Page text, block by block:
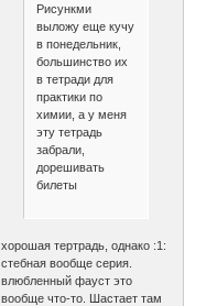
Рисункми
выложу еще кучу
в понедельник,
большинство их
в тетради для
практики по
химии, а у меня
эту тетрадь
забрали,
дорешивать
билеты
хорошая тертрадь, однако :1:
стебная вообще серия.
влюбленный фауст это
вообще что-то. Шастает там